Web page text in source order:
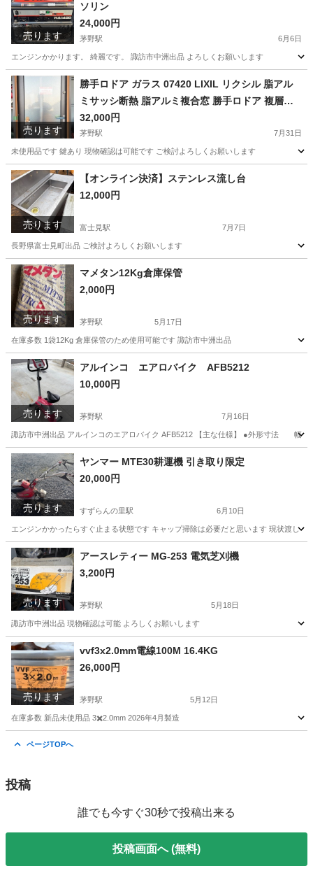
売ります
ソリン
24,000円
茅野駅 6月6日
エンジンかかります。 綺麗です。 諏訪市中洲出品 よろしくお願いします
長野 諏訪市 茅野駅 その他
売ります
勝手ロドア ガラス 07420 LIXIL リクシル 脂アル
ミサッシ断熱 脂アルミ複合窓 勝手ロドア 複層ガ
ラス リフォーム DIY
32,000円
茅野駅 7月31日
未使用品です 鍵あり 現物確認は可能です ご検討よろしくお願いします
長野 諏訪市 茅野駅 その他
売ります
【オンライン決済】ステンレス流し台
12,000円
富士見駅 7月7日
長野県富士見町出品 ご検討よろしくお願いします
長野 諏訪郡 富士見駅 その他 流し台
売ります
マメタン12Kg倉庫保管
2,000円
茅野駅 5月17日
在庫多数 1袋12Kg 倉庫保管のため使用可能です 諏訪市中洲出品
長野 諏訪市 茅野駅 12K
売ります
アルインコ エアロバイク AFB5212
10,000円
茅野駅 7月16日
諏訪市中洲出品 アルインコのエアロバイク AFB5212 【主な仕様】 ●外形寸法
長野 諏訪市 フィットネス、トレーニング
売ります
ヤンマー MTE30耕運機 引き取り限定
20,000円
すずらんの里駅 6月10日
エンジンかかったらすぐ止まる状態です キャップ掃除は必要だと思います 現状渡し
長野 諏訪郡 ヤンマー
売ります
アースレティー MG-253 電気芝刈機
3,200円
茅野駅 5月18日
諏訪市中洲出品 現物確認は可能 よろしくお願いします
長野 諏訪市 その他
売ります
vvf3x2.0mm電線100M 16.4KG
26,000円
茅野駅 5月12日
在庫多数 新品未使用品 3✖️2.0mm 2026年4月製造
ページTOPへ
投稿
誰でも今すぐ30秒で投稿出来る
投稿画面へ (無料)